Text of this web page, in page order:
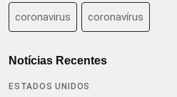
coronavirus coronavírus
Notícias Recentes
ESTADOS UNIDOS